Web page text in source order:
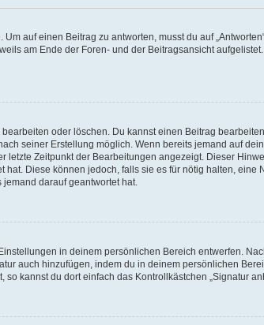
auf einen Beitrag zu antworten, musst du auf
am Ende der Foren- und der Beitragsansicht aufgelistet.
oder löschen. Du kannst einen Beitrag
seiner Erstellung möglich. Wenn bereits jemand auf
Zeitpunkt der Bearbeitungen angezeigt. Dieser
Diese können jedoch, falls sie es für nötig halten,
darauf geantwortet hat.
in deinem persönlichen Bereich entwerfen.
auch hinzufügen, indem du in deinem persönlichen
kannst du dort einfach das Kontrollkästchen „Signatur